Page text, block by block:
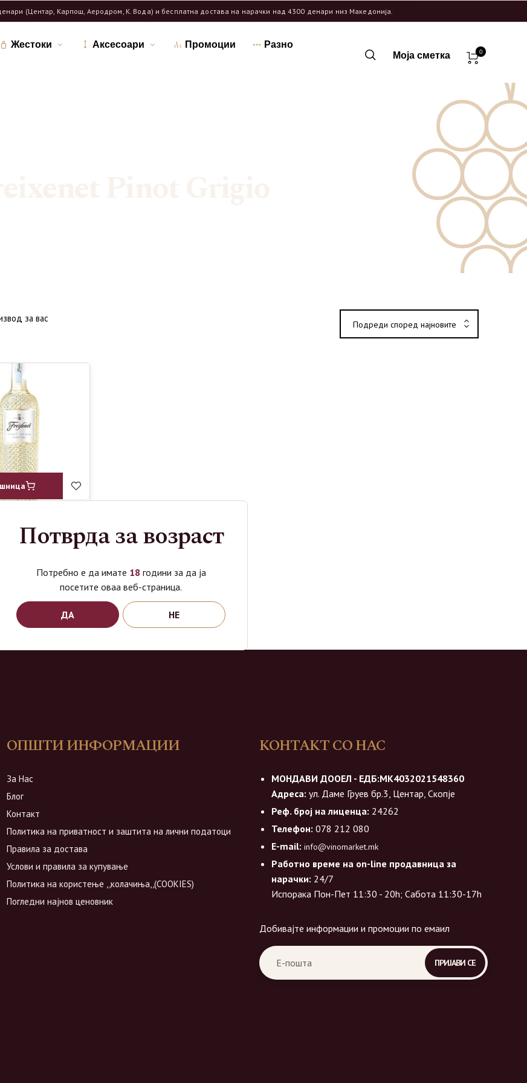
(Центар, Карпош, Аеродром, К. Вода) и бесплатна достава на нарачки над 4300 денари низ Македонија.
Жестоки Аксесоари Промоции Разно
Моја сметка 0
за вас
Подреди според најновите
640ден
ОПШТИ ИНФОРМАЦИИ
За Нас
Блог
Контакт
Политика на приватност и заштита на лични податоци
Правила за достава
Услови и правила за купување
Политика на користење ,,колачиња,,(COOKIES)
Погледни најнов ценовник
КОНТАКТ СО НАС
МОНДАВИ ДООЕЛ - ЕДБ:МК4032021548360
Адреса: ул. Даме Груев бр.3, Центар, Скопје
Реф. број на лиценца: 24262
Телефон: 078 212 080
E-mail: info@vinomarket.mk
Работно време на on-line продавница за
нарачки: 24/7
Испорака Пон-Пет 11:30 - 20h; Сабота 11:30-17h
Добивајте информации и промоции по емаил
Потврда за возраст
Потребно е да имате 18 години за да ја
посетите оваа веб-страница.
ДА НЕ